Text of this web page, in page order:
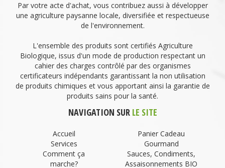
Par votre acte d'achat, vous contribuez aussi à développer
une agriculture paysanne locale, diversifiée et respectueuse
de l'environnement.
L'ensemble des produits sont certifiés Agriculture
Biologique, issus d'un mode de production respectant un
cahier des charges contrôlé par des organismes
certificateurs indépendants garantissant la non utilisation
de produits chimiques et vous apportant ainsi la garantie de
produits sains pour la santé.
NAVIGATION SUR LE SITE
Accueil
Services
Comment ça
marche?
Panier Cadeau
Gourmand
Sauces, Condiments,
Assaisonnements BIO